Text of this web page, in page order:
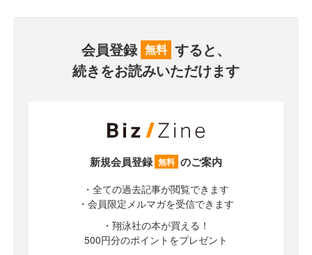
会員登録 無料 すると、
続きをお読みいただけます
新規会員登録 無料 のご案内
・全ての過去記事が閲覧できます
・会員限定メルマガを受信できます
・翔泳社の本が買える！
500円分のポイントをプレゼント